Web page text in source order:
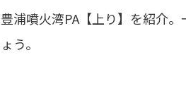
浦噴火湾PA【上り】を紹介
う。